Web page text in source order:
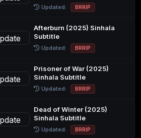
Updated: BRRIP
Afterburn (2025) Sinhala
Subtitle
Updated: BRRIP
Prisoner of War (2025)
Sinhala Subtitle
Updated: BRRIP
Dead of Winter (2025)
Sinhala Subtitle
Updated: BRRIP